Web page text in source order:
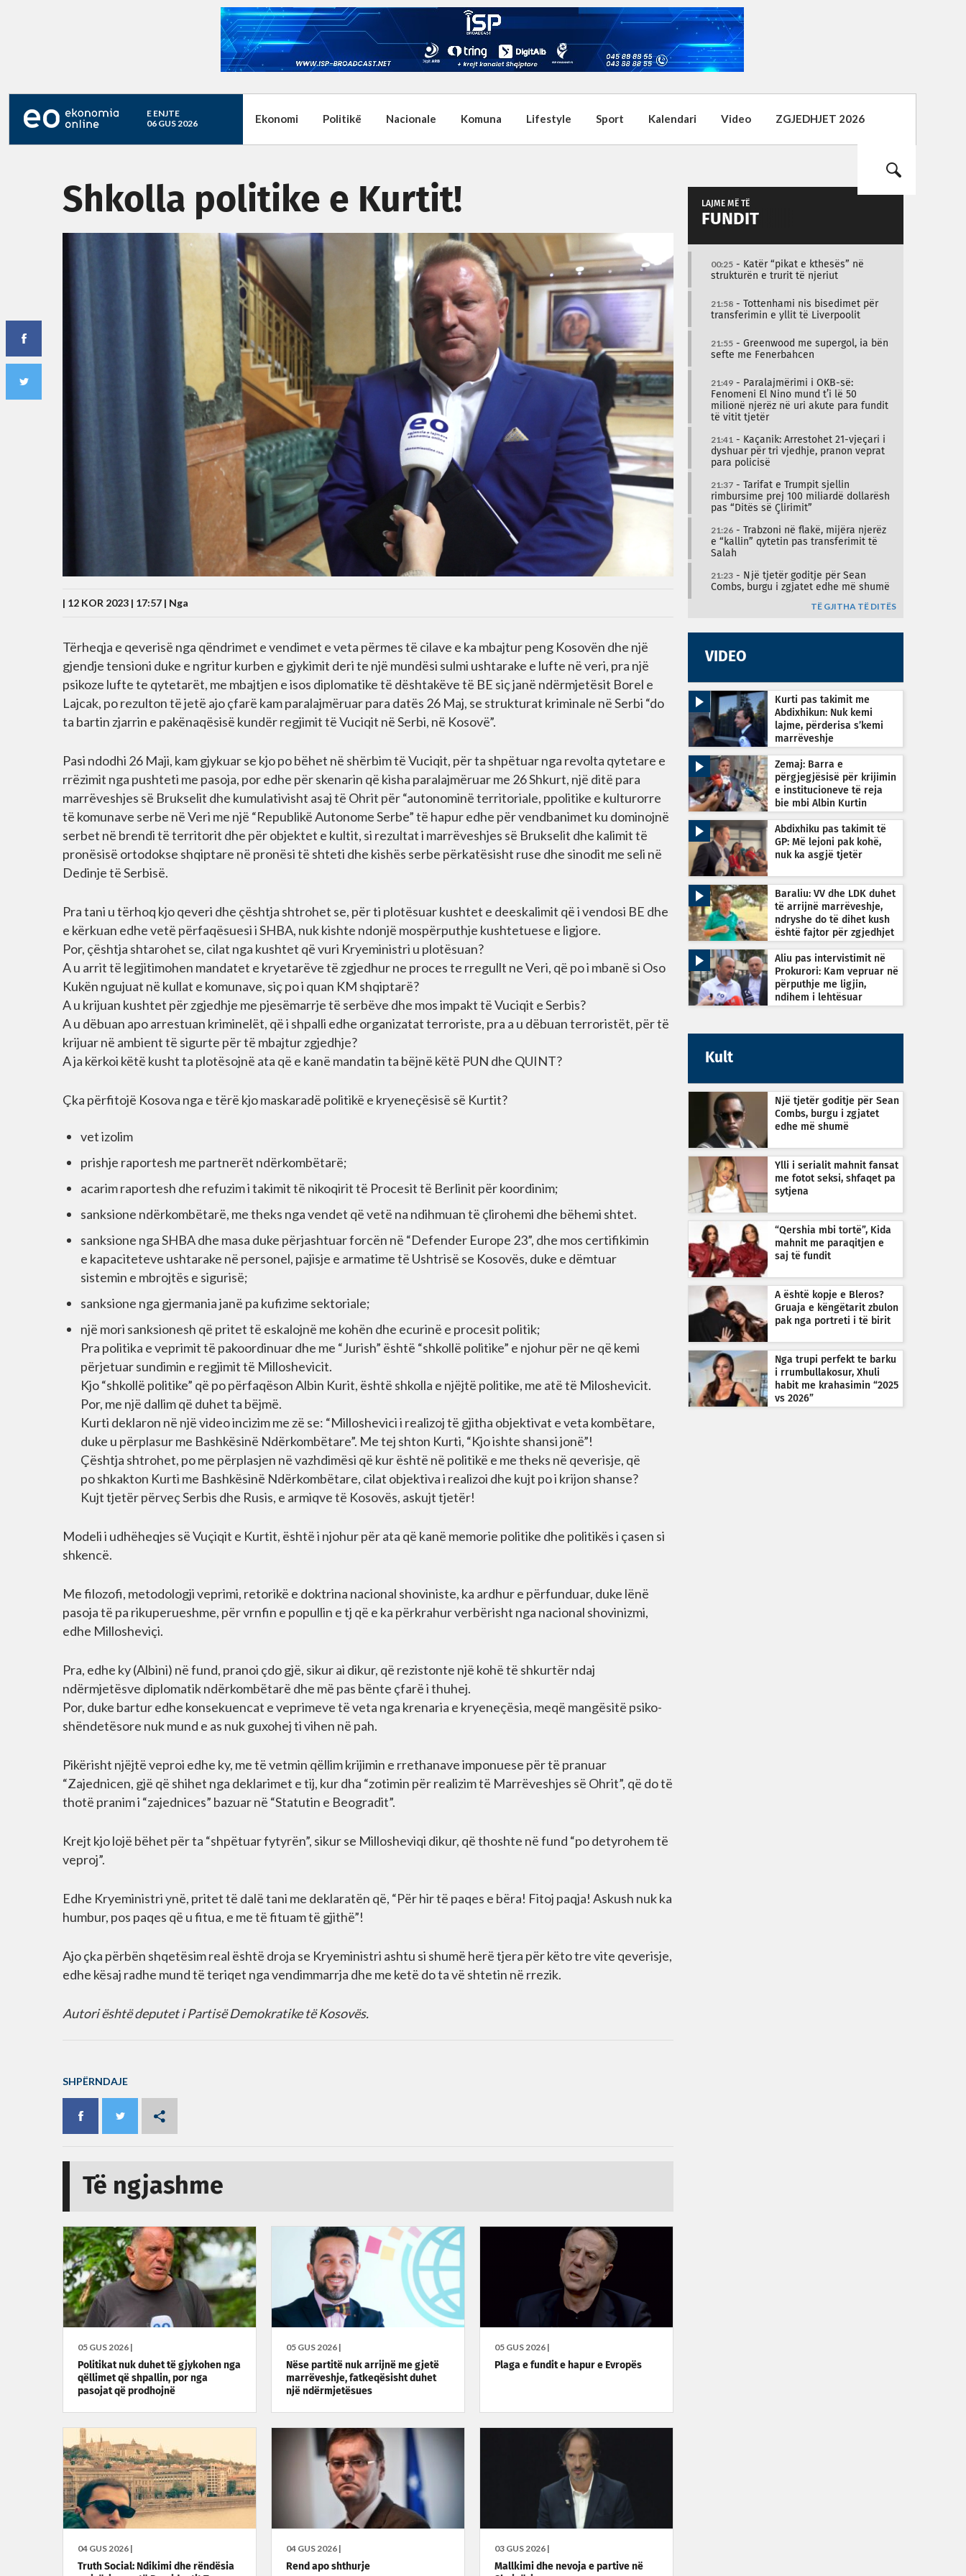
E ENJTE
06 GUS 2026
Ekonomi Politikë Nacionale Komuna Lifestyle Sport Kalendari Video ZGJEDHJET 2026
Shkolla politike e Kurtit!
| 12 KOR 2023 | 17:57 | Nga
Tërheqja e qeverisë nga qëndrimet e vendimet e veta përmes të cilave e ka mbajtur peng Kosovën dhe një
gjendje tensioni duke e ngritur kurben e gjykimit deri te një mundësi sulmi ushtarake e lufte në veri, pra një
psikoze lufte te qytetarët, me mbajtjen e isos diplomatike të dështakëve të BE siç janë ndërmjetësit Borel e
Lajcak, po rezulton të jetë ajo çfarë kam paralajmëruar para datës 26 Maj, se strukturat kriminale në Serbi “do
ta bartin zjarrin e pakënaqësisë kundër regjimit të Vuciqit në Serbi, në Kosovë”.
Pasi ndodhi 26 Maji, kam gjykuar se kjo po bëhet në shërbim të Vuciqit, për ta shpëtuar nga revolta qytetare e
rrëzimit nga pushteti me pasoja, por edhe për skenarin që kisha paralajmëruar me 26 Shkurt, një ditë para
marrëveshjes së Brukselit dhe kumulativisht asaj të Ohrit për “autonominë territoriale, ppolitike e kulturorre
të komunave serbe në Veri me një “Republikë Autonome Serbe” të hapur edhe për vendbanimet ku dominojnë
serbet në brendi të territorit dhe për objektet e kultit, si rezultat i marrëveshjes së Brukselit dhe kalimit të
pronësisë ortodokse shqiptare në pronësi të shteti dhe kishës serbe përkatësisht ruse dhe sinodit me seli në
Dedinje të Serbisë.
Pra tani u tërhoq kjo qeveri dhe çështja shtrohet se, për ti plotësuar kushtet e deeskalimit që i vendosi BE dhe
e kërkuan edhe vetë përfaqësuesi i SHBA, nuk kishte ndonjë mospërputhje kushtetuese e ligjore.
Por, çështja shtarohet se, cilat nga kushtet që vuri Kryeministri u plotësuan?
A u arrit të legjitimohen mandatet e kryetarëve të zgjedhur ne proces te rregullt ne Veri, që po i mbanë si Oso
Kukën ngujuat në kullat e komunave, siç po i quan KM shqiptarë?
A u krijuan kushtet për zgjedhje me pjesëmarrje të serbëve dhe mos impakt të Vuciqit e Serbis?
A u dëbuan apo arrestuan kriminelët, që i shpalli edhe organizatat terroriste, pra a u dëbuan terroristët, për të
krijuar në ambient të sigurte për të mbajtur zgjedhje?
A ja kërkoi këtë kusht ta plotësojnë ata që e kanë mandatin ta bëjnë këtë PUN dhe QUINT?
Çka përfitojë Kosova nga e tërë kjo maskaradë politikë e kryeneçësisë së Kurtit?
vet izolim
prishje raportesh me partnerët ndërkombëtarë;
acarim raportesh dhe refuzim i takimit të nikoqirit të Procesit të Berlinit për koordinim;
sanksione ndërkombëtarë, me theks nga vendet që vetë na ndihmuan të çlirohemi dhe bëhemi shtet.
sanksione nga SHBA dhe masa duke përjashtuar forcën në “Defender Europe 23”, dhe mos certifikimin
e kapaciteteve ushtarake në personel, pajisje e armatime të Ushtrisë se Kosovës, duke e dëmtuar
sistemin e mbrojtës e sigurisë;
sanksione nga gjermania janë pa kufizime sektoriale;
një mori sanksionesh që pritet të eskalojnë me kohën dhe ecurinë e procesit politik;
Pra politika e veprimit të pakoordinuar dhe me “Jurish” është “shkollë politike” e njohur për ne që kemi
përjetuar sundimin e regjimit të Milloshevicit.
Kjo “shkollë politike” që po përfaqëson Albin Kurit, është shkolla e njëjtë politike, me atë të Miloshevicit.
Por, me një dallim që duhet ta bëjmë.
Kurti deklaron në një video incizim me zë se: “Milloshevici i realizoj të gjitha objektivat e veta kombëtare,
duke u përplasur me Bashkësinë Ndërkombëtare”. Me tej shton Kurti, “Kjo ishte shansi jonë”!
Çështja shtrohet, po me përplasjen në vazhdimësi që kur është në politikë e me theks në qeverisje, që
po shkakton Kurti me Bashkësinë Ndërkombëtare, cilat objektiva i realizoi dhe kujt po i krijon shanse?
Kujt tjetër përveç Serbis dhe Rusis, e armiqve të Kosovës, askujt tjetër!
Modeli i udhëheqjes së Vuçiqit e Kurtit, është i njohur për ata që kanë memorie politike dhe politikës i çasen si
shkencë.
Me filozofi, metodologji veprimi, retorikë e doktrina nacional shoviniste, ka ardhur e përfunduar, duke lënë
pasoja të pa rikuperueshme, për vrnfin e popullin e tj që e ka përkrahur verbërisht nga nacional shovinizmi,
edhe Millosheviçi.
Pra, edhe ky (Albini) në fund, pranoi çdo gjë, sikur ai dikur, që rezistonte një kohë të shkurtër ndaj
ndërmjetësve diplomatik ndërkombëtarë dhe më pas bënte çfarë i thuhej.
Por, duke bartur edhe konsekuencat e veprimeve të veta nga krenaria e kryeneçësia, meqë mangësitë psiko-
shëndetësore nuk mund e as nuk guxohej ti vihen në pah.
Pikërisht njëjtë veproi edhe ky, me të vetmin qëllim krijimin e rrethanave imponuese për të pranuar
“Zajednicen, gjë që shihet nga deklarimet e tij, kur dha “zotimin për realizim të Marrëveshjes së Ohrit”, që do të
thotë pranim i “zajednices” bazuar në “Statutin e Beogradit”.
Krejt kjo lojë bëhet për ta “shpëtuar fytyrën”, sikur se Millosheviqi dikur, që thoshte në fund “po detyrohem të
veproj”.
Edhe Kryeministri ynë, pritet të dalë tani me deklaratën që, “Për hir të paqes e bëra! Fitoj paqja! Askush nuk ka
humbur, pos paqes që u fitua, e me të fituam të gjithë”!
Ajo çka përbën shqetësim real është droja se Kryeministri ashtu si shumë herë tjera për këto tre vite qeverisje,
edhe kësaj radhe mund të teriqet nga vendimmarrja dhe me ketë do ta vë shtetin në rrezik.
Autori është deputet i Partisë Demokratike të Kosovës.
SHPËRNDAJE
Të ngjashme
05 GUS 2026 |
Politikat nuk duhet të gjykohen nga
qëllimet që shpallin, por nga
pasojat që prodhojnë
05 GUS 2026 |
Nëse partitë nuk arrijnë me gjetë
marrëveshje, fatkeqësisht duhet
një ndërmjetësues
05 GUS 2026 |
Plaga e fundit e hapur e Evropës
04 GUS 2026 |
Truth Social: Ndikimi dhe rëndësia
04 GUS 2026 |
Rend apo shthurje
03 GUS 2026 |
Mallkimi dhe nevoja e partive në
LAJME MË TË
FUNDIT
00:25 - Katër “pikat e kthesës” në
strukturën e trurit të njeriut
21:58 - Tottenhami nis bisedimet për
transferimin e yllit të Liverpoolit
21:55 - Greenwood me supergol, ia bën
sefte me Fenerbahcen
21:49 - Paralajmërimi i OKB-së:
Fenomeni El Nino mund t’i lë 50
milionë njerëz në uri akute para fundit
të vitit tjetër
21:41 - Kaçanik: Arrestohet 21-vjeçari i
dyshuar për tri vjedhje, pranon veprat
para policisë
21:37 - Tarifat e Trumpit sjellin
rimbursime prej 100 miliardë dollarësh
pas “Ditës së Çlirimit”
21:26 - Trabzoni në flakë, mijëra njerëz
e “kallin” qytetin pas transferimit të
Salah
21:23 - Një tjetër goditje për Sean
Combs, burgu i zgjatet edhe më shumë
TË GJITHA TË DITËS
VIDEO
Kurti pas takimit me
Abdixhikun: Nuk kemi
lajme, përderisa s’kemi
marrëveshje
Zemaj: Barra e
përgjegjësisë për krijimin
e institucioneve të reja
bie mbi Albin Kurtin
Abdixhiku pas takimit të
GP: Më lejoni pak kohë,
nuk ka asgjë tjetër
Baraliu: VV dhe LDK duhet
të arrijnë marrëveshje,
ndryshe do të dihet kush
është fajtor për zgjedhjet
Aliu pas intervistimit në
Prokurori: Kam vepruar në
përputhje me ligjin,
ndihem i lehtësuar
Kult
Një tjetër goditje për Sean
Combs, burgu i zgjatet
edhe më shumë
Ylli i serialit mahnit fansat
me fotot seksi, shfaqet pa
sytjena
“Qershia mbi tortë”, Kida
mahnit me paraqitjen e
saj të fundit
A është kopje e Bleros?
Gruaja e këngëtarit zbulon
pak nga portreti i të birit
Nga trupi perfekt te barku
i rrumbullakosur, Xhuli
habit me krahasimin “2025
vs 2026”